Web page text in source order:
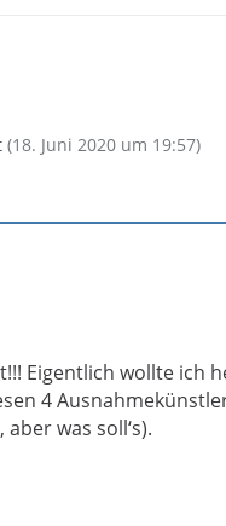
(18. Juni 2020 um 19:57)
Eigentlich wollte ich
4
was soll‘s).